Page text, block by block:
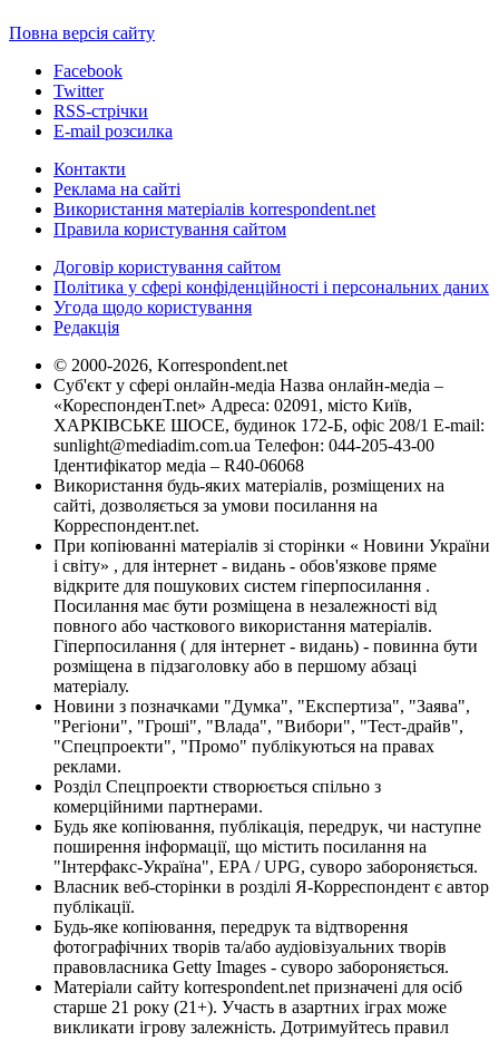
Повна версія сайту
Facebook
Twitter
RSS-стрічки
E-mail розсилка
Контакти
Реклама на сайті
Використання матеріалів korrespondent.net
Правила користування сайтом
Договір користування сайтом
Політика у сфері конфіденційності і персональних даних
Угода щодо користування
Редакція
© 2000-2026, Korrespondent.net
Суб'єкт у сфері онлайн-медіа Назва онлайн-медіа –
«КореспонденТ.net» Адреса: 02091, місто Київ,
ХАРКІВСЬКЕ ШОСЕ, будинок 172-Б, офіс 208/1 E-mail:
sunlight@mediadim.com.ua Телефон: 044-205-43-00
Ідентифікатор медіа – R40-06068
Використання будь-яких матеріалів, розміщених на
сайті, дозволяється за умови посилання на
Корреспондент.net.
При копіюванні матеріалів зі сторінки « Новини України
і світу» , для інтернет - видань - обов'язкове пряме
відкрите для пошукових систем гіперпосилання .
Посилання має бути розміщена в незалежності від
повного або часткового використання матеріалів.
Гіперпосилання ( для інтернет - видань) - повинна бути
розміщена в підзаголовку або в першому абзаці
матеріалу.
Новини з позначками "Думка", "Експертиза", "Заява",
"Регіони", "Гроші", "Влада", "Вибори", "Тест-драйв",
"Спецпроекти", "Промо" публікуються на правах
реклами.
Розділ Спецпроекти створюється спільно з
комерційними партнерами.
Будь яке копіювання, публікація, передрук, чи наступне
поширення інформації, що містить посилання на
"Інтерфакс-Україна", EPA / UPG, суворо забороняється.
Власник веб-сторінки в розділі Я-Корреспондент є автор
публікації.
Будь-яке копіювання, передрук та відтворення
фотографічних творів та/або аудіовізуальних творів
правовласника Getty Images - суворо забороняється.
Матеріали сайту korrespondent.net призначені для осіб
старше 21 року (21+). Участь в азартних іграх може
викликати ігрову залежність. Дотримуйтесь правил